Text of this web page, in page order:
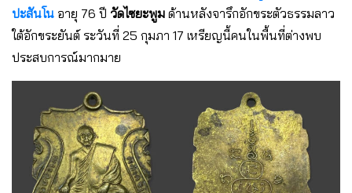
ปะสันโน อายุ 76 ปี วัดไซยะพูม ด้านหลังจารึกอักขระตัวธรรมลาว
ใต้อักขระยันต์ ระวันที่ 25 กุมภา 17 เหรียญนี้คนในพื้นที่ต่างพบ
ประสบการณ์มากมาย